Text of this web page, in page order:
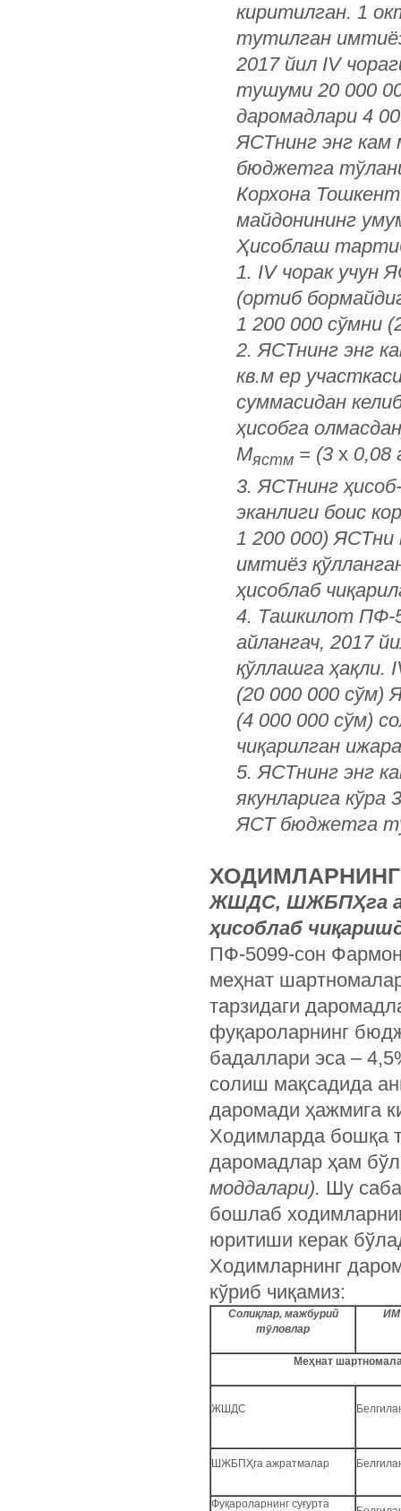
киритилган. 1
тутилган
2017 йил IV
тушуми 20 000
даромадлари 4
ЯСТнинг энг кам
бюджетга
Корхона
майдонининг
Ҳисоблаш
1. IV чорак учун
(ортиб
1 200 000 сўмни
2. ЯСТнинг энг
кв.м ер
суммасидан
ҳисобга
Мястм = (3 х 0,08
3. ЯСТнинг
эканлиги боис
1 200 000) ЯСТни
имтиёз
ҳисоблаб
4. Ташкилот ПФ-
айлангач, 2017
қўллашга ҳақли.
(20 000 000 сўм)
(4 000 000 сўм)
чиқарилган
5. ЯСТнинг энг
якунларига кўра
ЯСТ бюджетга
ЖШДС, ШЖБПҲга
ҳисоблаб
ПФ-5099-сон
меҳнат
тарзидаги
фуқароларнинг
бадаллари эса –
солиш мақсадида
даромади ҳажмига
Ходимларда бошқа
даромадлар ҳам
моддалари). Шу
бошлаб
юритиши керак
Ходимларнинг
кўриб чиқамиз:
Солиқлар, мажбурий
тўловлар
ИМ
Меҳнат
ЖШДС
ШЖБПҲга ажратмалар
Фуқароларнинг суғурта